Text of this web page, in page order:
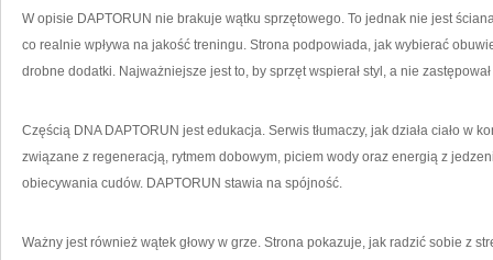
W opisie DAPTORUN nie brakuje wątku sprzętowego. To jednak nie jest
co realnie wpływa na jakość treningu. Strona podpowiada, jak wybierać
drobne dodatki. Najważniejsze jest to, by sprzęt wspierał styl, a nie
Częścią DNA DAPTORUN jest edukacja. Serwis tłumaczy, jak działa ciało w
związane z regeneracją, rytmem dobowym, piciem wody oraz energią z
obiecywania cudów. DAPTORUN stawia na spójność.
Ważny jest również wątek głowy w grze. Strona pokazuje, jak radzić sobie z